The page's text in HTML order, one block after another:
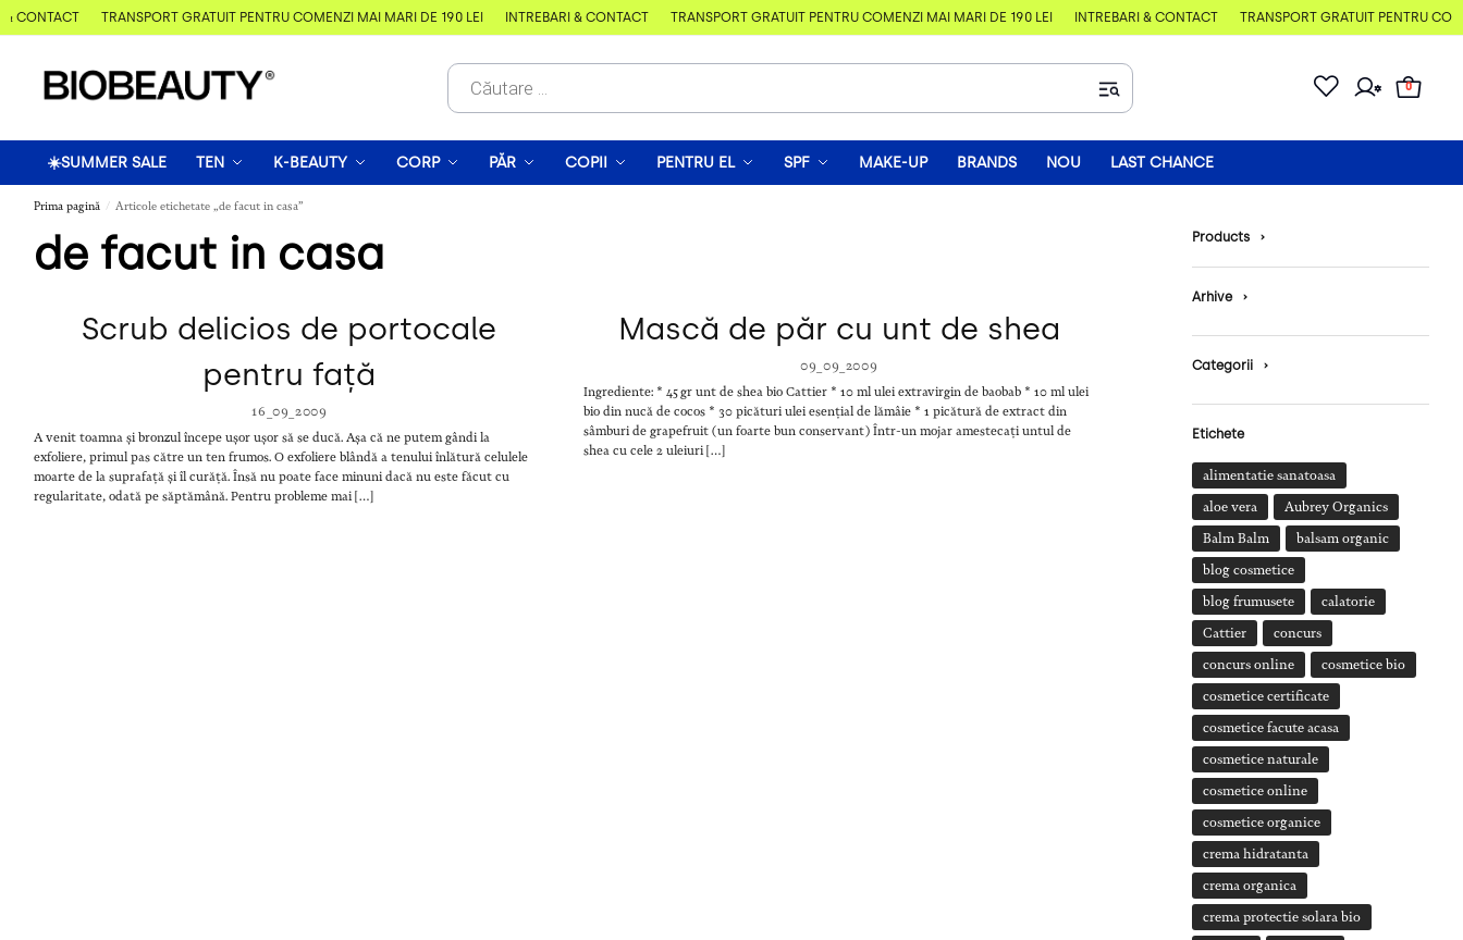
CONTACT TRANSPORT GRATUIT PENTRU COMENZI MAI MARI DE 190 LEI ÎNTREBĂRI & CONTACT TRANSPORT GRATUIT PENTRU COMENZI MAI MARI DE 190 LEI ÎNTREBĂRI & CONTACT TRANSPORT GRATUIT PENTRU
0
☀️SUMMER SALE TEN K-BEAUTY CORP PĂR COPII PENTRU EL SPF MAKE-UP BRANDS NOU LAST CHANCE
Prima pagină / Articole etichetate „de facut in casa”
de facut in casa
Scrub delicios de portocale
pentru față
16_09_2009
A venit toamna și bronzul începe ușor ușor să se ducă. Așa că ne putem gândi la
exfoliere, primul pas către un ten frumos. O exfoliere blândă a tenului înlătură celulele
moarte de la suprafață și îl curăță. Însă nu poate face minuni dacă nu este făcut cu
regularitate, odată pe săptămână. Pentru probleme mai […]
Mască de păr cu unt de shea
09_09_2009
Ingrediente: * 45 gr unt de shea bio Cattier * 10 ml ulei extravirgin de baobab * 10 ml ulei
bio din nucă de cocos * 30 picături ulei esențial de lămâie * 1 picătură de extract din
sâmburi de grapefruit (un foarte bun conservant) Într-un mojar amestecați untul de
shea cu cele 2 uleiuri […]
Products ›
Arhive ›
Categorii ›
Etichete
alimentatie sanatoasa
aloe vera Aubrey Organics
Balm Balm balsam organic
blog cosmetice
blog frumusete calatorie
Cattier concurs
concurs online cosmetice bio
cosmetice certificate
cosmetice facute acasa
cosmetice naturale
cosmetice online
cosmetice organice
crema hidratanta
crema organica
crema protectie solara bio